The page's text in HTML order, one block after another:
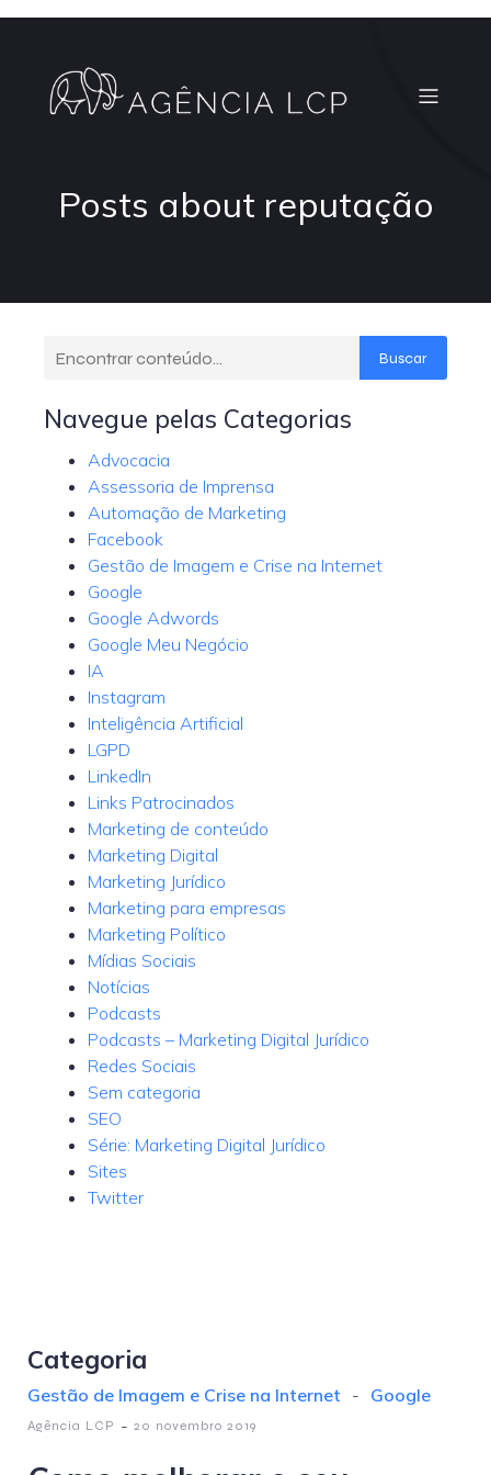
Posts about reputação
Buscar
Navegue pelas Categorias
Advocacia
Assessoria de Imprensa
Automação de Marketing
Facebook
Gestão de Imagem e Crise na Internet
Google
Google Adwords
Google Meu Negócio
IA
Instagram
Inteligência Artificial
LGPD
LinkedIn
Links Patrocinados
Marketing de conteúdo
Marketing Digital
Marketing Jurídico
Marketing para empresas
Marketing Político
Mídias Sociais
Notícias
Podcasts
Podcasts – Marketing Digital Jurídico
Redes Sociais
Sem categoria
SEO
Série: Marketing Digital Jurídico
Sites
Twitter
Categoria
Gestão de Imagem e Crise na Internet - Google
Agência LCP - 20 novembro 2019